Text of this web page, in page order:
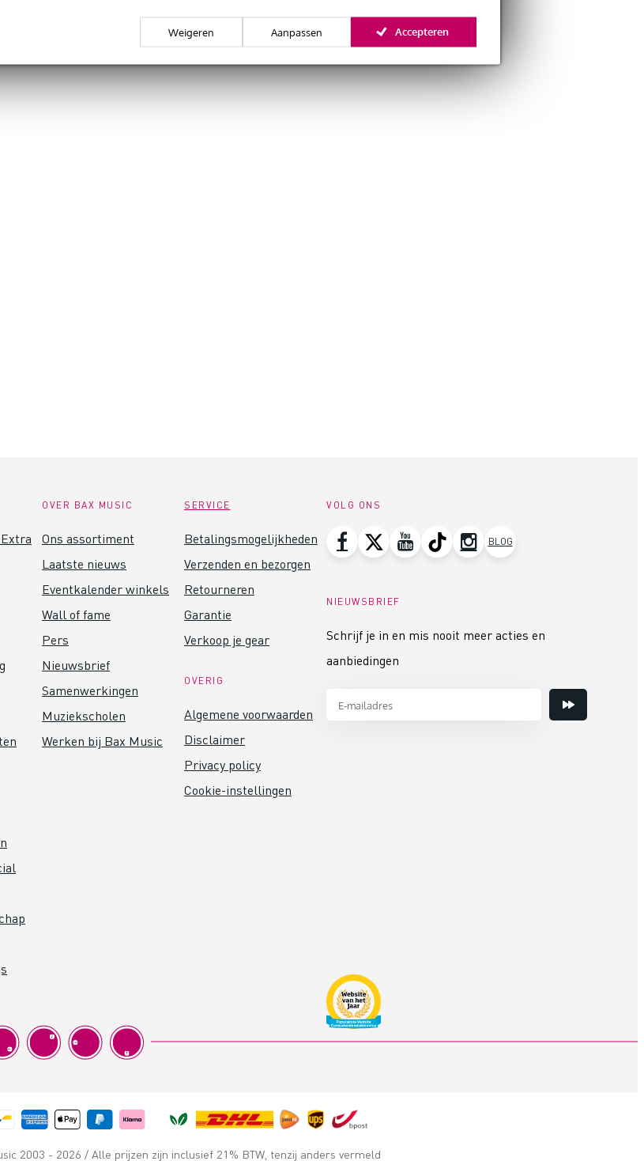
Weigeren Aanpassen Accepteren
OVER BAX MUSIC
Ons assortiment
Laatste nieuws
Eventkalender winkels
Wall of fame
Pers
Nieuwsbrief
Samenwerkingen
Muziekscholen
Werken bij Bax Music
SERVICE
Betalingsmogelijkheden
Verzenden en bezorgen
Retourneren
Garantie
Verkoop je gear
OVERIG
Algemene voorwaarden
Disclaimer
Privacy policy
Cookie-instellingen
VOLG ONS
BLOG
NIEUWSBRIEF
Schrijf je in en mis nooit meer acties en
aanbiedingen
2003 - 2026 / Alle prijzen zijn inclusief 21% BTW, tenzij anders vermeld